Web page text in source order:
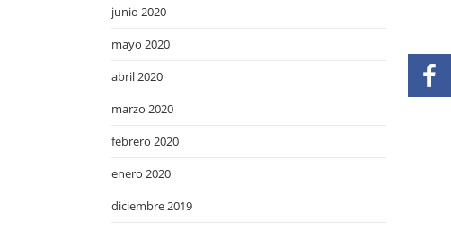
junio 2020
mayo 2020
abril 2020
marzo 2020
febrero 2020
enero 2020
diciembre 2019